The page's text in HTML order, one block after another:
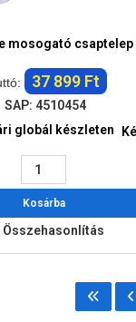
mosogató csaptelep
37 899 Ft
SAP: 4510454
Kosárba
Összehasonlítás